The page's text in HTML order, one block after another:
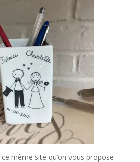
ce même site qu’on vous propose